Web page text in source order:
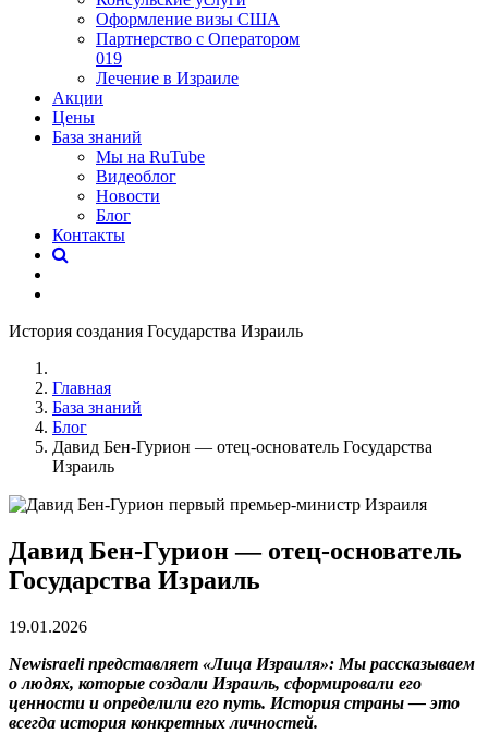
Оформление визы США
Партнерство с Оператором
019
Лечение в Израиле
Акции
Цены
База знаний
Мы на RuTube
Видеоблог
Новости
Блог
Контакты
История создания Государства Израиль
Главная
База знаний
Блог
Давид Бен-Гурион — отец-основатель Государства
Израиль
Давид Бен-Гурион — отец-основатель
Государства Израиль
19.01.2026
Newisraeli представляет «Лица Израиля»: Мы рассказываем
о людях, которые создали Израиль, сформировали его
ценности и определили его путь. История страны — это
всегда история конкретных личностей.